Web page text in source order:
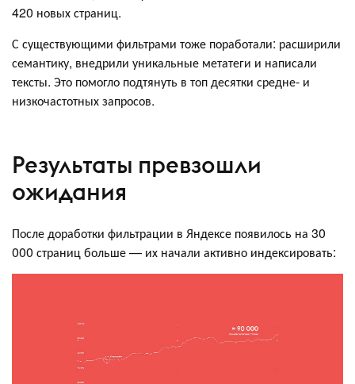
420 новых страниц.
С существующими фильтрами тоже поработали: расширили
семантику, внедрили уникальные метатеги и написали
тексты. Это помогло подтянуть в топ десятки средне- и
низкочастотных запросов.
Результаты превзошли
ожидания
После доработки фильтрации в Яндексе появилось на 30
000 страниц больше — их начали активно индексировать: